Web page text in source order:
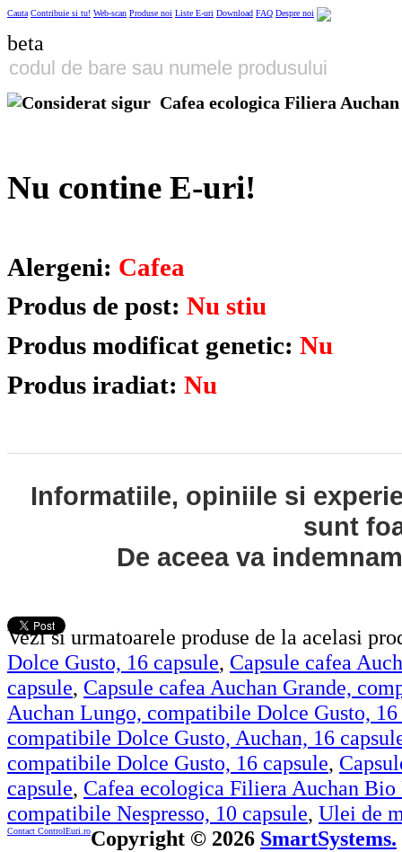
Cauta Contribuie si tu! Web-scan Produse noi Liste E-uri Download FAQ Despre noi
beta
Cafea ecologica Filiera
Nu contine E-uri!
Alergeni: Cafea
Produs de post: Nu stiu
Produs modificat genetic: Nu
Produs iradiat: Nu
Informatiile, opiniile si
sunt
De aceea va
Vezi si urmatoarele produse de la acelasi
Dolce Gusto, 16 capsule, Capsule cafea
capsule, Capsule cafea Auchan Grande,
Auchan Lungo, compatibile Dolce Gusto, 16
compatibile Dolce Gusto, Auchan, 16
compatibile Dolce Gusto, 16 capsule,
capsule, Cafea ecologica Filiera Auchan Bio
compatibile Nespresso, 10 capsule, Ulei de
Contact ControlEuri.roCopyright © 2026 SmartSystems.